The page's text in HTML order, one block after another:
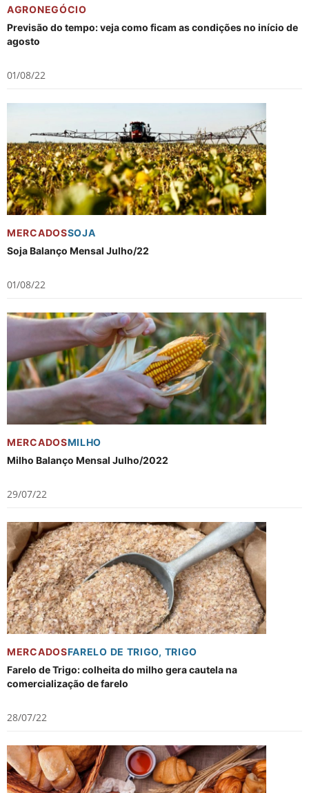
AGRONEGÓCIO
Previsão do tempo: veja como ficam as condições no início de
agosto
01/08/22
MERCADOSSOJA
Soja Balanço Mensal Julho/22
01/08/22
MERCADOSMILHO
Milho Balanço Mensal Julho/2022
29/07/22
MERCADOSFARELO DE TRIGO, TRIGO
Farelo de Trigo: colheita do milho gera cautela na
comercialização de farelo
28/07/22